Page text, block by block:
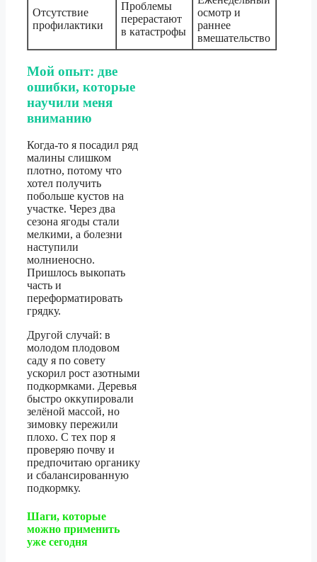
Отсутствие
профилактики
Проблемы
перерастают
в катастрофы
осмотр и
раннее
вмешательство
Мой опыт: две
ошибки, которые
научили меня
вниманию
Когда-то я посадил ряд
малины слишком
плотно, потому что
хотел получить
побольше кустов на
участке. Через два
сезона ягоды стали
мелкими, а болезни
наступили
молниеносно.
Пришлось выкопать
часть и
переформатировать
грядку.
Другой случай: в
молодом плодовом
саду я по совету
ускорил рост азотными
подкормками. Деревья
быстро оккупировали
зелёной массой, но
зимовку пережили
плохо. С тех пор я
проверяю почву и
предпочитаю органику
и сбалансированную
подкормку.
Шаги, которые
можно применить
уже сегодня